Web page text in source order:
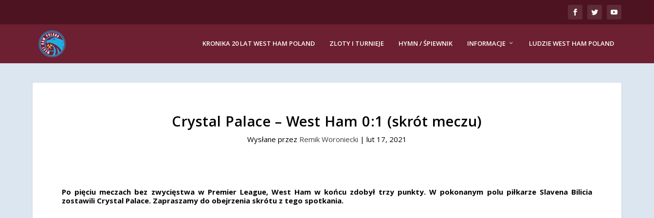
KRONIKA 20 LAT WEST HAM POLAND ZLOTY I TURNIEJE HYMN / ŚPIEWNIK INFORMACJE LUDZIE WEST HAM POLAND
Crystal Palace – West Ham 0:1 (skrót meczu)
Wysłane przez Remik Woroniecki | lut 17, 2021
Po pięciu meczach bez zwycięstwa w Premier League, West Ham w końcu zdobył trzy punkty. W pokonanym polu piłkarze Slavena Bilicia
zostawili Crystal Palace. Zapraszamy do obejrzenia skrótu z tego spotkania.